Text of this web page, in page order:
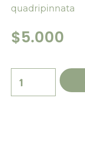
quadripinnata
$5.000